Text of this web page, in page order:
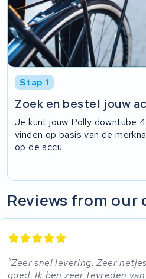
Stap 1
Zoek en bestel jouw
Je kunt jouw Polly downtube
vinden op basis van de
op de accu.
Reviews from our
Zeer snel levering. Zeer
goed. Ik ben zeer tevreden van